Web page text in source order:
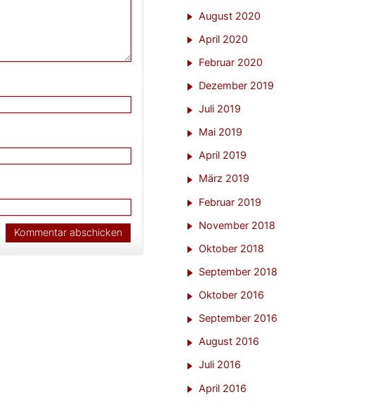
August 2020
April 2020
Februar 2020
Dezember 2019
Juli 2019
Mai 2019
April 2019
März 2019
Februar 2019
November 2018
Oktober 2018
September 2018
Oktober 2016
September 2016
August 2016
Juli 2016
April 2016